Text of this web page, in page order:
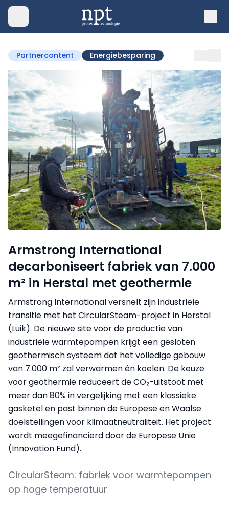
Partnercontent Energiebesparing
Armstrong International
decarboniseert fabriek van 7.000
m² in Herstal met geothermie
Armstrong International versnelt zijn industriële
transitie met het CircularSteam-project in Herstal
(Luik). De nieuwe site voor de productie van
industriële warmtepompen krijgt een gesloten
geothermisch systeem dat het volledige gebouw
van 7.000 m² zal verwarmen én koelen. De keuze
voor geothermie reduceert de CO₂-uitstoot met
meer dan 80% in vergelijking met een klassieke
gasketel en past binnen de Europese en Waalse
doelstellingen voor klimaatneutraliteit. Het project
wordt meegefinancierd door de Europese Unie
(Innovation Fund).
CircularSteam: fabriek voor warmtepompen
op hoge temperatuur